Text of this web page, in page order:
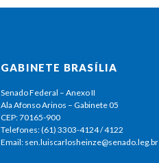
GABINETE BRASÍLIA
Senado Federal – Anexo II
Ala Afonso Arinos – Gabinete 05
CEP: 70165-900
Telefones: (61) 3303-4124 / 4122
Email: sen.luiscarlosheinze@senado.leg.br